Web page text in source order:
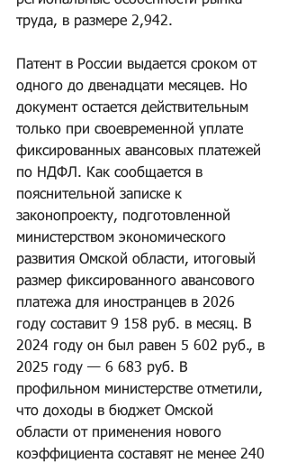
труда, в размере 2,942.
Патент в России выдается сроком от
одного до двенадцати месяцев. Но
документ остается действительным
только при своевременной уплате
фиксированных авансовых платежей
по НДФЛ. Как сообщается в
пояснительной записке к
законопроекту, подготовленной
министерством экономического
развития Омской области, итоговый
размер фиксированного авансового
платежа для иностранцев в 2026
году составит 9 158 руб. в месяц. В
2024 году он был равен 5 602 руб., в
2025 году — 6 683 руб. В
профильном министерстве отметили,
что доходы в бюджет Омской
области от применения нового
коэффициента составят не менее 240